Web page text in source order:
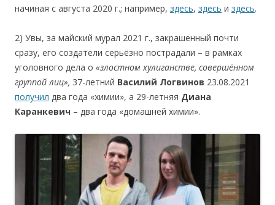
начиная с августа 2020 г.; например, здесь, здесь и здесь.
2) Увы, за майский мурал 2021 г., закрашенный почти
сразу, его создатели серьёзно пострадали – в рамках
уголовного дела о «злостном хулиганстве, совершённом
группой лиц», 37-летний Василий Логвинов 23.08.2021
получил два года «химии», а 29-летняя Диана
Каранкевич – два года «домашней химии».